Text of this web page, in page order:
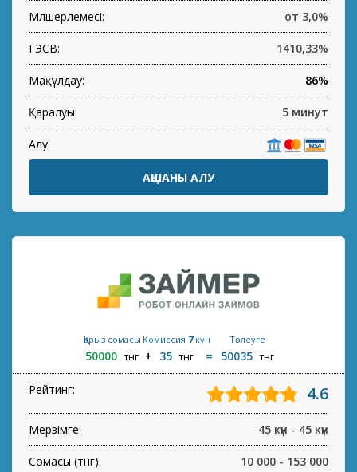
Мөлшерлемесі: от 3,0%
ГЭСВ: 1410,33%
Мақұлдау: 86%
Қаралуы: 5 минут
Алу:
АҚШАНЫ АЛУ
Қарыз сомасы
50000 тнг
Комиссия 7күн
35 тнг
Төлеуге
50035 тнг
Рейтинг: 4.6
Мерзімге: 45 күн - 45 күн
Сомасы (тнг): 10 000 - 153 000